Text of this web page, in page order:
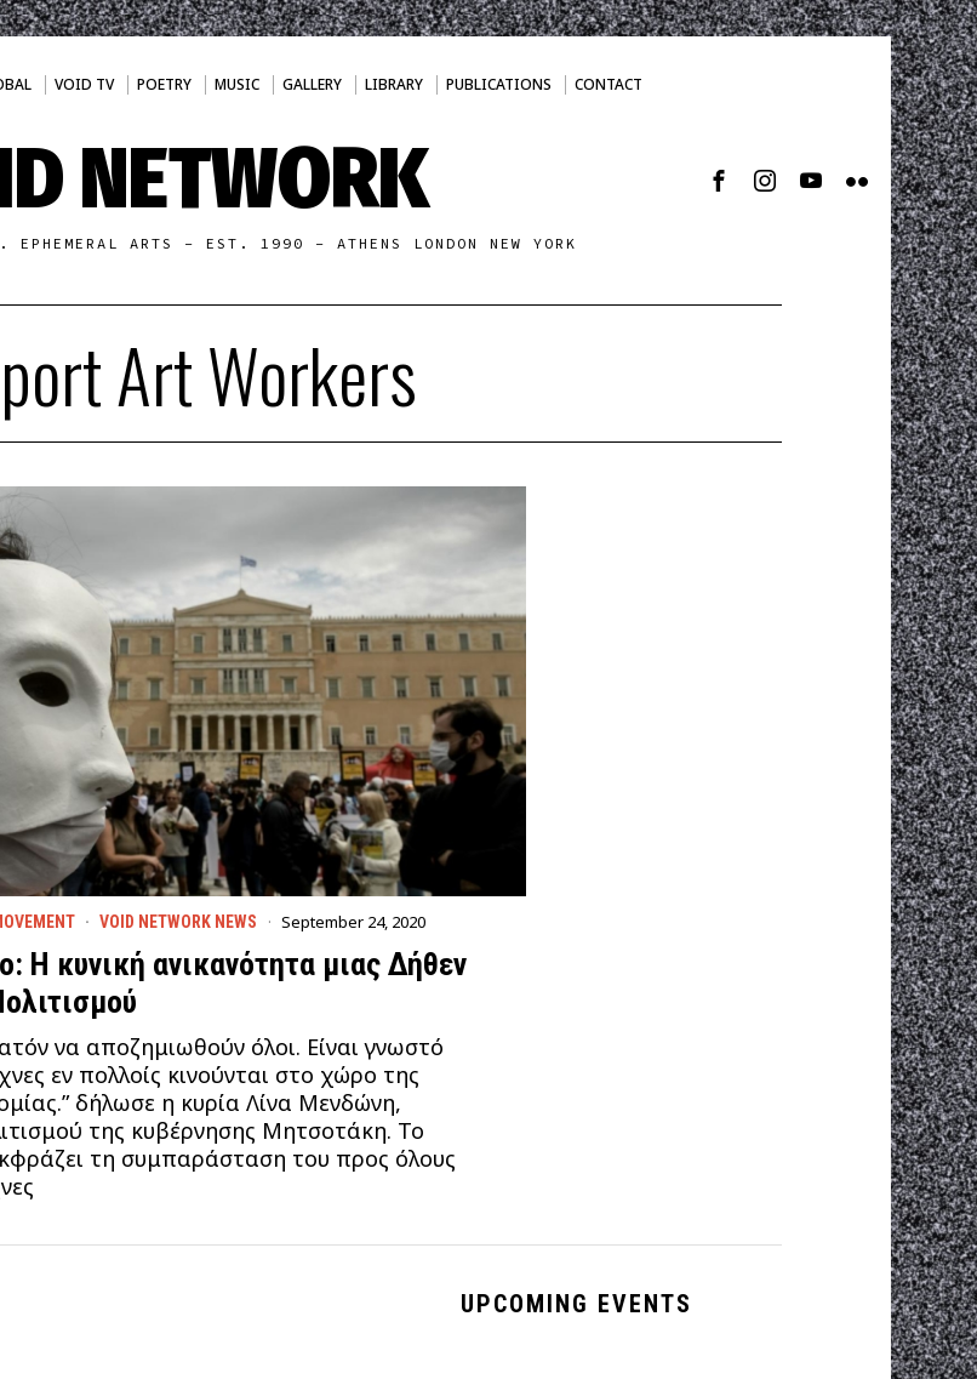
VOID TV POETRY MUSIC GALLERY LIBRARY PUBLICATIONS CONTACT
NETWORK
EPHEMERAL ARTS - EST. 1990 - ATHENS LONDON NEW YORK
Art Workers
· VOID NETWORK NEWS September 24, 2020
Η κυνική ανικανότητα μιας Δήθεν
να αποζημιωθούν όλοι. Είναι γνωστό
εν πολλοίς κινούνται στο χώρο της
δήλωσε η κυρία Λίνα Μενδώνη,
της κυβέρνησης Μητσοτάκη. Το
τη συμπαράσταση του προς όλους
UPCOMING EVENTS